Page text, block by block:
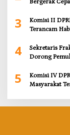
Bergerak
3
Komisi II
Terancam
4
Sekretaris
Dorong
5
Komisi IV
Masyarakat